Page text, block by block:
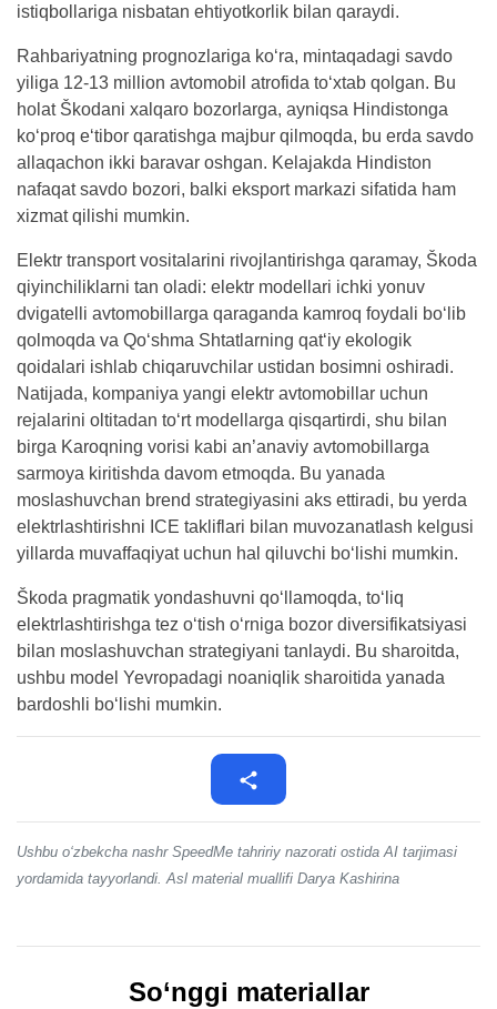
istiqbollariga nisbatan ehtiyotkorlik bilan qaraydi.
Rahbariyatning prognozlariga ko‘ra, mintaqadagi savdo
yiliga 12-13 million avtomobil atrofida to‘xtab qolgan. Bu
holat Škodani xalqaro bozorlarga, ayniqsa Hindistonga
ko‘proq e‘tibor qaratishga majbur qilmoqda, bu erda savdo
allaqachon ikki baravar oshgan. Kelajakda Hindiston
nafaqat savdo bozori, balki eksport markazi sifatida ham
xizmat qilishi mumkin.
Elektr transport vositalarini rivojlantirishga qaramay, Škoda
qiyinchiliklarni tan oladi: elektr modellari ichki yonuv
dvigatelli avtomobillarga qaraganda kamroq foydali bo‘lib
qolmoqda va Qo‘shma Shtatlarning qat‘iy ekologik
qoidalari ishlab chiqaruvchilar ustidan bosimni oshiradi.
Natijada, kompaniya yangi elektr avtomobillar uchun
rejalarini oltitadan to‘rt modellarga qisqartirdi, shu bilan
birga Karoqning vorisi kabi an’anaviy avtomobillarga
sarmoya kiritishda davom etmoqda. Bu yanada
moslashuvchan brend strategiyasini aks ettiradi, bu yerda
elektrlashtirishni ICE takliflari bilan muvozanatlash kelgusi
yillarda muvaffaqiyat uchun hal qiluvchi bo‘lishi mumkin.
Škoda pragmatik yondashuvni qo‘llamoqda, to‘liq
elektrlashtirishga tez o‘tish o‘rniga bozor diversifikatsiyasi
bilan moslashuvchan strategiyani tanlaydi. Bu sharoitda,
ushbu model Yevropadagi noaniqlik sharoitida yanada
bardoshli bo‘lishi mumkin.
Ushbu o‘zbekcha nashr SpeedMe tahririy nazorati ostida AI tarjimasi
yordamida tayyorlandi. Asl material muallifi Darya Kashirina
So‘nggi materiallar